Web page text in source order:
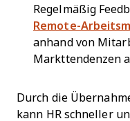
Regelmäßig
Remote-
anhand von
Markttendenzen
Durch die
kann HR schneller